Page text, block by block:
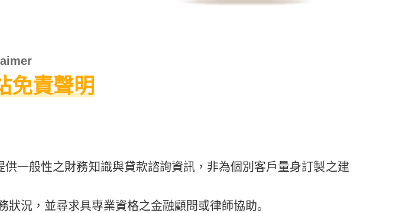
免責聲明
供一般性之財務知識與貸款諮詢資訊，非為個別客戶量身訂製之建
況，並尋求具專業資格之金融顧問或律師協助。